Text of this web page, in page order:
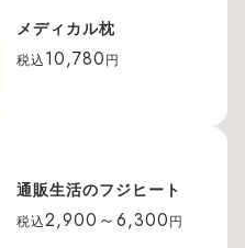
メディカル枕
税込 10,780 円
通販生活のフジヒート
税込2,900～6,300 円